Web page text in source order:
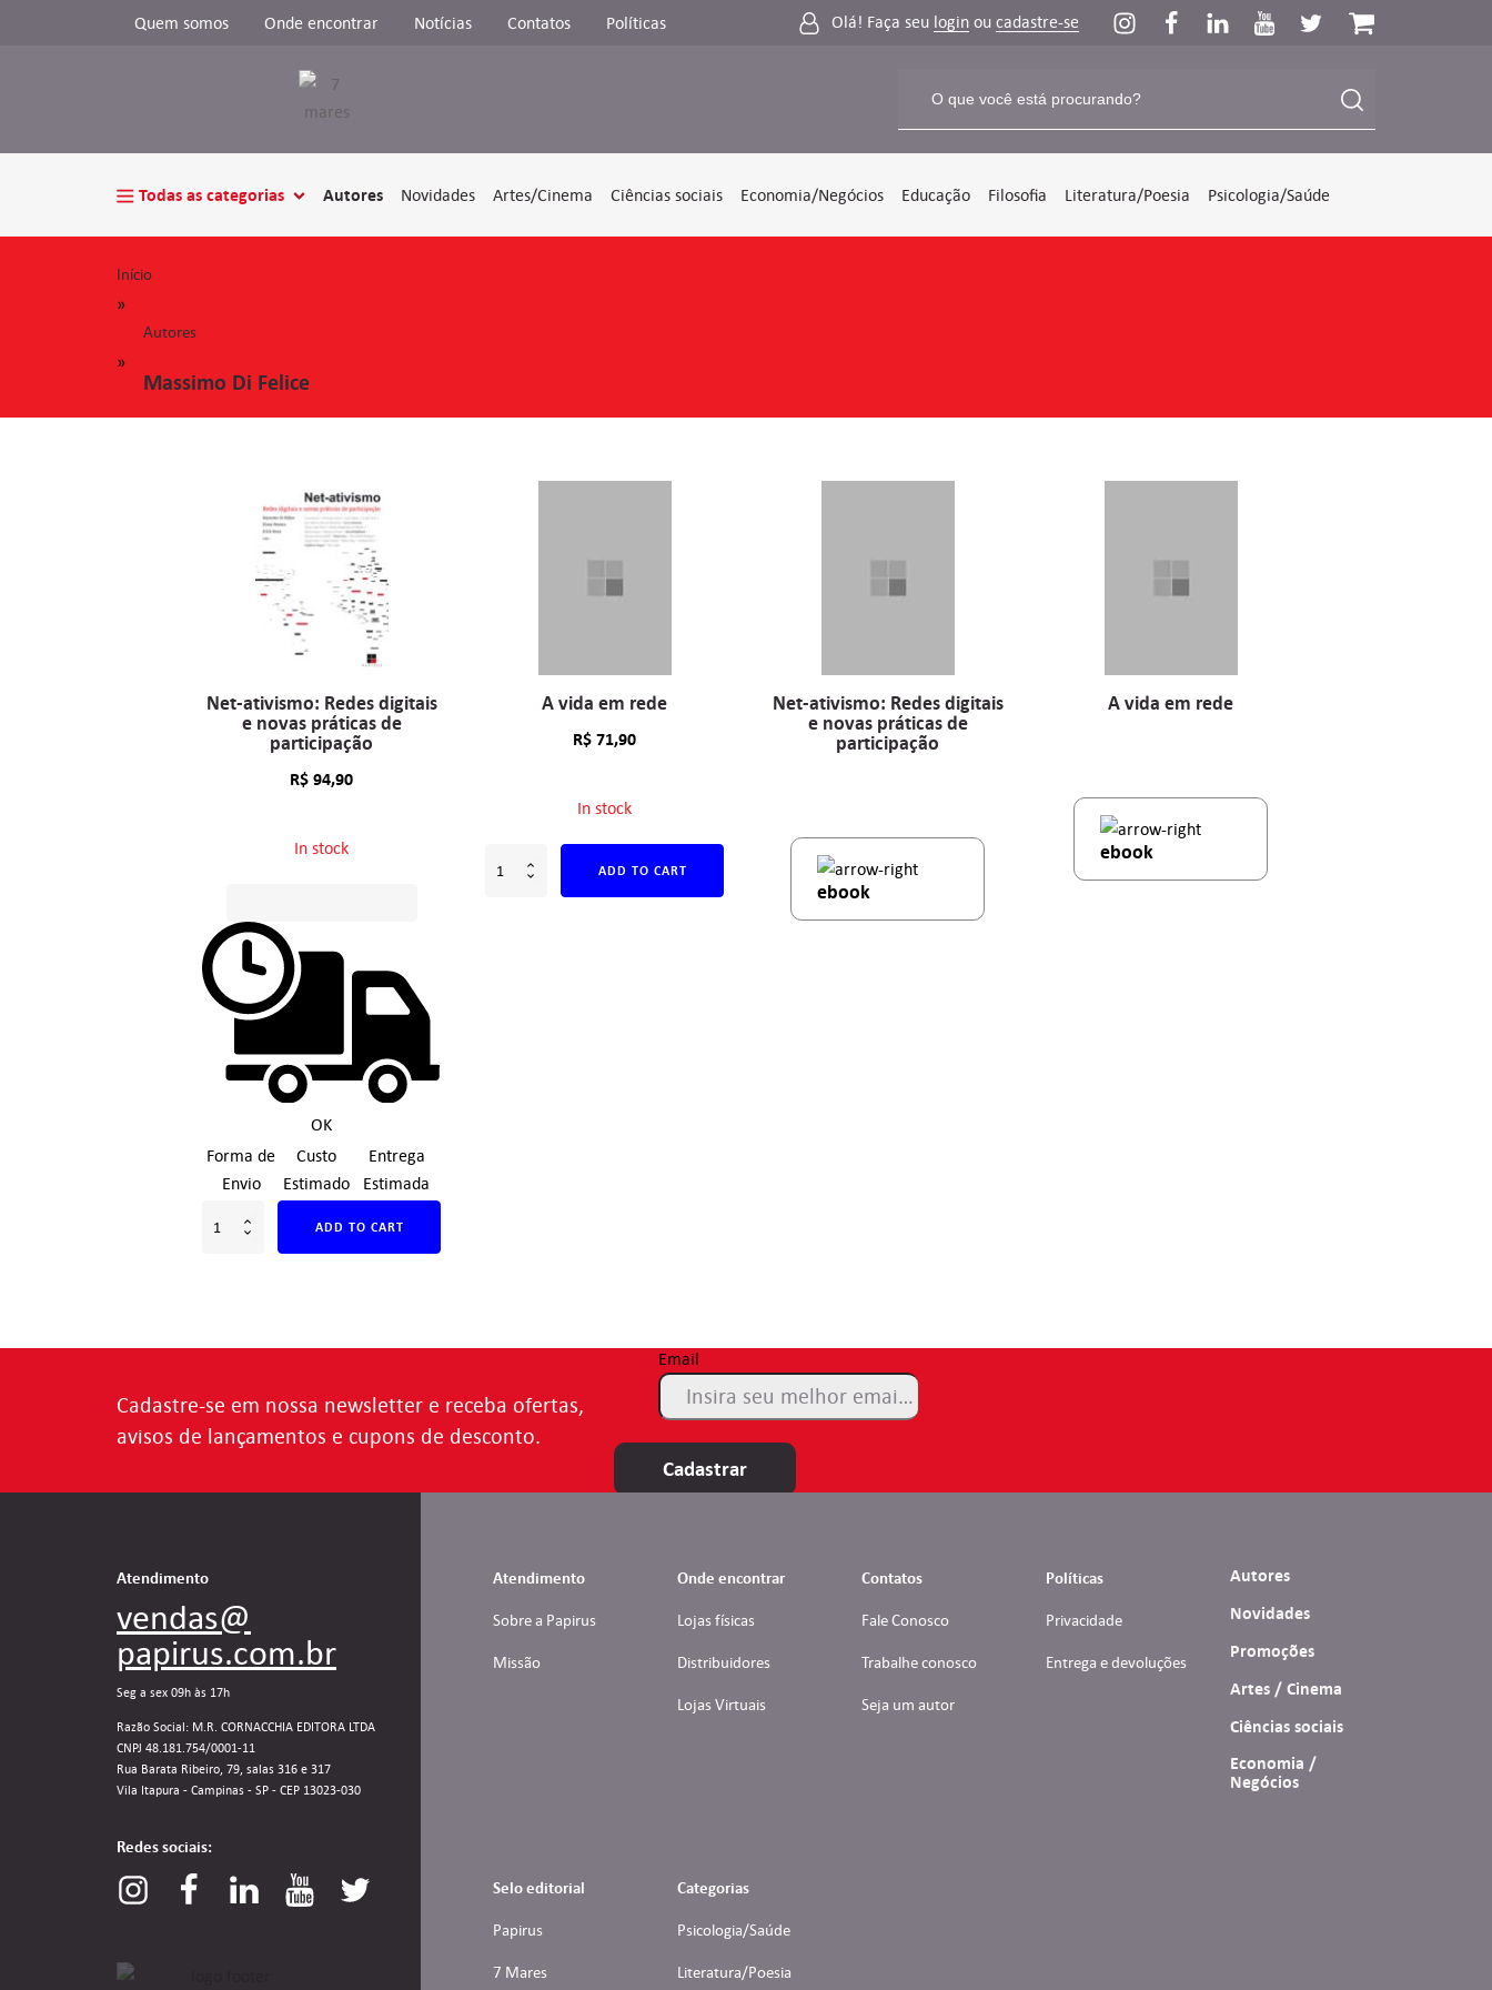
Quem somos Onde encontrar Notícias Contatos Políticas Olá! Faça seu login ou cadastre-se
Todas as categorias Autores Novidades Artes/Cinema Ciências sociais Economia/Negócios Educação Filosofia Literatura/Poesia Psicologia/Saúde
Início
»
Autores
»
Massimo Di Felice
Net-ativismo: Redes digitais
e novas práticas de
participação
R$94,90
In stock
OK
Forma de
Envio
Custo
Estimado
Entrega
Estimada
ADD TO CART
A vida em rede
R$71,90
In stock
ADD TO CART
Net-ativismo: Redes digitais
e novas práticas de
participação
ebook
A vida em rede
ebook
Cadastre-se em nossa newsletter e receba ofertas,
avisos de lançamentos e cupons de desconto.
Email
Cadastrar
Atendimento
vendas@
papirus.com.br
Seg a sex 09h às 17h
Razão Social: M.R. CORNACCHIA EDITORA LTDA
CNPJ 48.181.754/0001-11
Rua Barata Ribeiro, 79, salas 316 e 317
Vila Itapura - Campinas - SP - CEP 13023-030
Redes sociais:
Atendimento
Sobre a Papirus
Missão
Onde encontrar
Lojas físicas
Distribuidores
Lojas Virtuais
Contatos
Fale Conosco
Trabalhe conosco
Seja um autor
Políticas
Privacidade
Entrega e devoluções
Autores
Novidades
Promoções
Artes / Cinema
Ciências sociais
Economia /
Negócios
Selo editorial
Papirus
7 Mares
Categorias
Psicologia/Saúde
Literatura/Poesia